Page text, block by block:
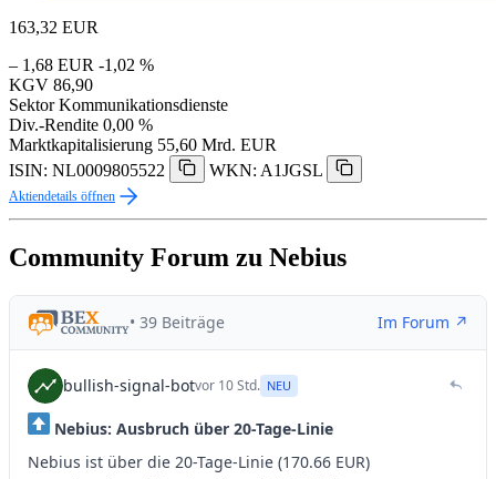
163,32 EUR
– 1,68 EUR -1,02 %
KGV 86,90
Sektor Kommunikationsdienste
Div.-Rendite 0,00 %
Marktkapitalisierung 55,60 Mrd. EUR
ISIN: NL0009805522
WKN: A1JGSL
Aktiendetails öffnen
Community Forum zu Nebius